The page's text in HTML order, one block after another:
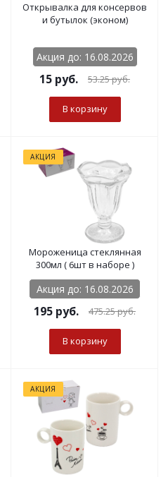
Открывалка для консервов
и бутылок (эконом)
Акция до: 16.08.2026
15 руб. 53.25руб.
В корзину
АКЦИЯ
Мороженица стеклянная
300мл ( 6шт в наборе )
Акция до: 16.08.2026
195 руб. 475.25руб.
В корзину
АКЦИЯ